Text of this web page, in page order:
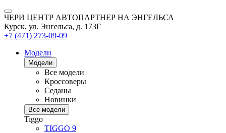
ЧЕРИ ЦЕНТР АВТОПАРТНЕР НА ЭНГЕЛЬСА
Курск, ул. Энгельса, д. 173Г
+7 (471) 273-09-09
Модели
Модели
Все модели
Кроссоверы
Седаны
Новинки
Все модели
Tiggo
TIGGO 9